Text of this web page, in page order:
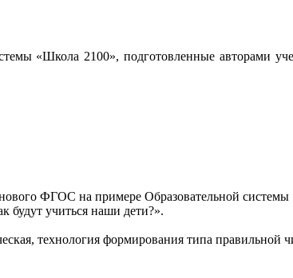
«Школа 2100», подготовленные авторами
ФГОС на примере Образовательной
будут учиться наши дети?».
технология формирования типа правильной